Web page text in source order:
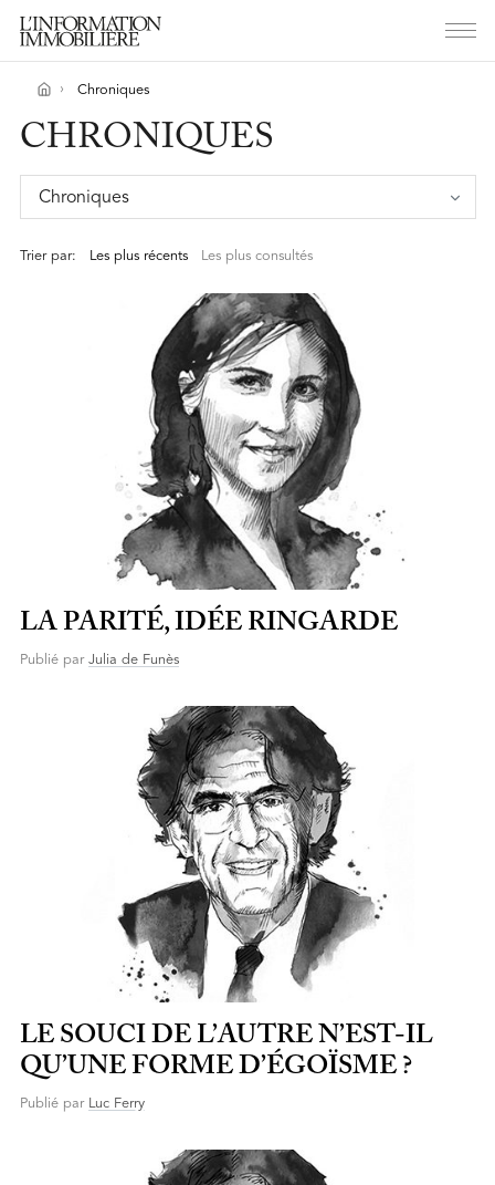
Chroniques
CHRONIQUES
Chroniques
Trier par: Les plus récents Les plus consultés
LA PARITÉ, IDÉE RINGARDE
Publié par Julia de Funès
LE SOUCI DE L’AUTRE N’EST-IL
QU’UNE FORME D’ÉGOÏSME ?
Publié par Luc Ferry